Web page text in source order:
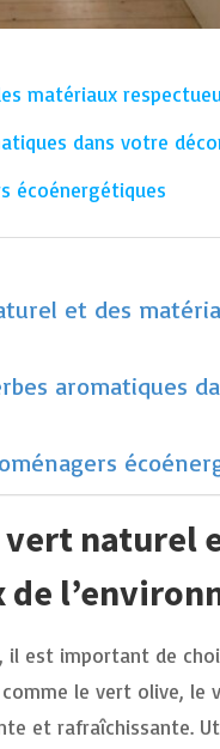
matériaux
dans votre
écoénergétiques
et des
aromatiques
vert naturel
il est important de
le vert olive, le
et rafraîchissante.